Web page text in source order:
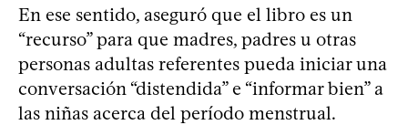
En ese sentido, aseguró que el libro es un
“recurso” para que madres, padres u otras
personas adultas referentes pueda iniciar una
conversación “distendida” e “informar bien” a
las niñas acerca del período menstrual.